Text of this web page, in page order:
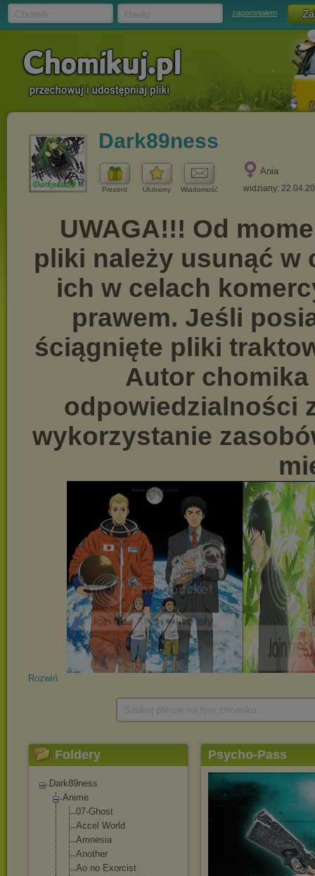
zapomniałem
Dark89ness
Prezent Ulubiony Wiadomość
Ania
widziany:
Rozwiń
Foldery
Dark89ness
Anime
07-Ghost
Accel World
Amnesia
Another
Ao no Exorcist
Psycho-Pass